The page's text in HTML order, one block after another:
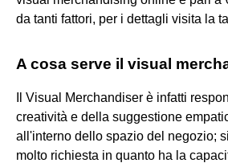
da tanti fattori, per i dettagli visita la
A cosa serve il visual
Il Visual Merchandiser è infatti
creatività e della suggestione
all'interno dello spazio del negozio;
molto richiesta in quanto ha la